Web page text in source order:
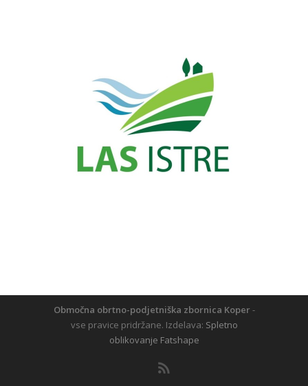
Območna obrtno-podjetniška zbornica Koper -
vse pravice pridržane. Izdelava: Spletno
oblikovanje Fatshape